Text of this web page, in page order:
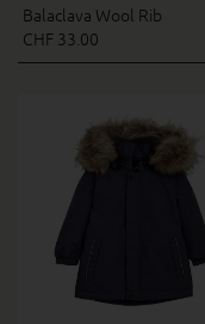
Balaclava Wool Rib
CHF 33.00